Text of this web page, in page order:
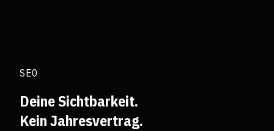
SEO
Deine Sichtbarkeit.
Kein Jahresvertrag.